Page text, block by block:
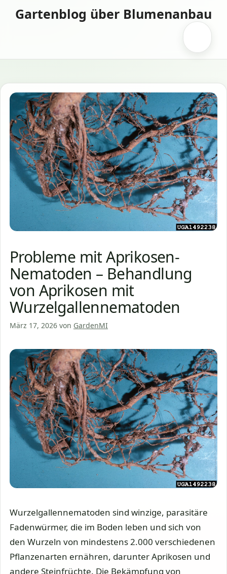
InhaltGartenblog über Blumenanbau
Probleme mit Aprikosen-
Nematoden – Behandlung
von Aprikosen mit
Wurzelgallennematoden
März 17, 2026 von GardenMI
Wurzelgallennematoden sind winzige, parasitäre
Fadenwürmer, die im Boden leben und sich von
den Wurzeln von mindestens 2.000 verschiedenen
Pflanzenarten ernähren, darunter Aprikosen und
andere Steinfrüchte. Die Bekämpfung von